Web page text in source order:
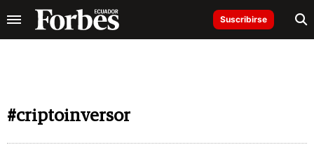
Suscribirse
#criptoinversor